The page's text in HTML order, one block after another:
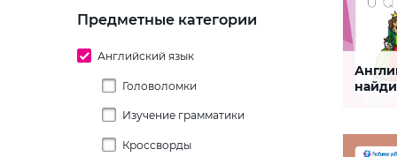
Предметные категории
Английский язык
Головоломки
Изучение грамматики
Future Simple
Кроссворды
Буква